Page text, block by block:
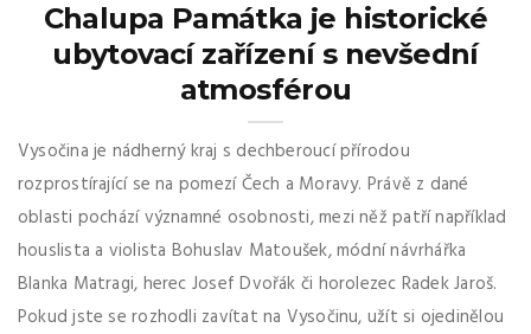
Chalupa Památka je historické
ubytovací zařízení s nevšední
atmosférou
Vysočina je nádherný kraj s dechberoucí přírodou
rozprostírající se na pomezí Čech a Moravy. Právě z dané
oblasti pochází významné osobnosti, mezi něž patří například
houslista a violista Bohuslav Matoušek, módní návrhářka
Blanka Matragi, herec Josef Dvořák či horolezec Radek Jaroš.
Pokud jste se rozhodli zavítat na Vysočinu, užít si ojedinělou